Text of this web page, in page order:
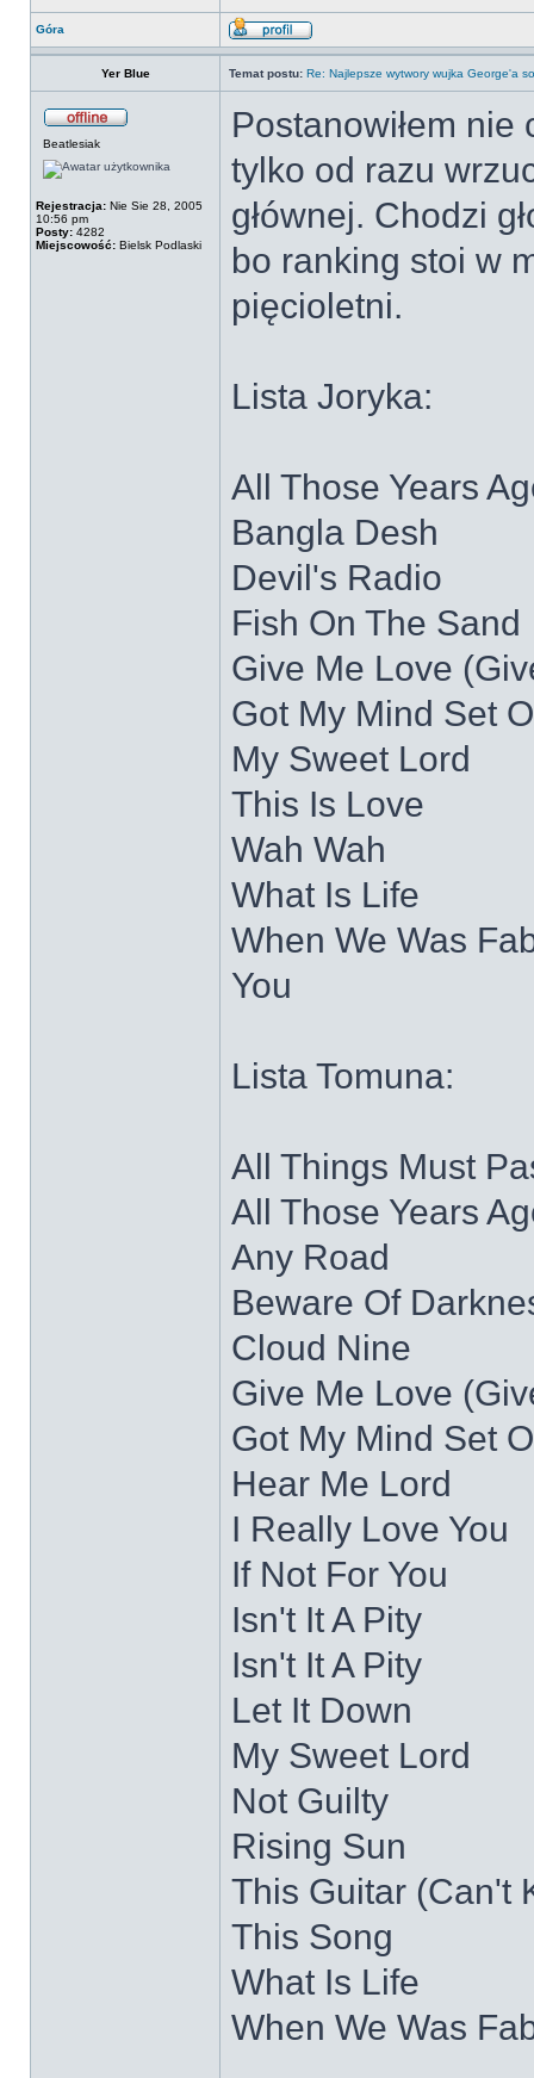
Góra
Yer Blue Temat postu: Re: Najlepsze wytwory wujka George'a
Beatlesiak
Rejestracja: Nie Sie 28, 2005
10:56 pm
Posty: 4282
Miejscowość: Bielsk Podlaski
Postanowiłem
tylko od razu
głównej. Chodzi
bo ranking stoi w
pięcioletni.
Lista Joryka:
All Those Years
Bangla Desh
Devil's Radio
Fish On The Sand
Give Me Love
Got My Mind Set
My Sweet Lord
This Is Love
Wah Wah
What Is Life
When We Was
You
Lista Tomuna:
All Things Must
All Those Years
Any Road
Beware Of
Cloud Nine
Give Me Love
Got My Mind Set
Hear Me Lord
I Really Love You
If Not For You
Isn't It A Pity
Isn't It A Pity
Let It Down
My Sweet Lord
Not Guilty
Rising Sun
This Guitar (Can't
This Song
What Is Life
When We Was